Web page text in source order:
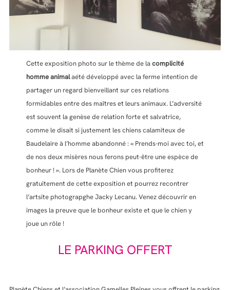
Cette exposition photo sur le thème de lacomplicité
homme animalaété développé avec la ferme intention de
partager un regard bienveillant sur ces relations
formidables entre des maîtres et leurs animaux. L’adversité
est souvent la genèse de relation forte et salvatrice,
comme le disait si justement les chiens calamiteux de
Baudelaire à l’homme abandonné : « Prends-moi avec toi, et
de nos deux misères nous ferons peut-être une espèce de
bonheur ! ». Lors de Planète Chien vous profiterez
gratuitement de cette exposition et pourrez recontrer
l’artsite photograpghe Jacky Lecanu. Venez découvrir en
images la preuve que le bonheur existe et que le chien y
joue un rôle !
LE PARKING OFFERT